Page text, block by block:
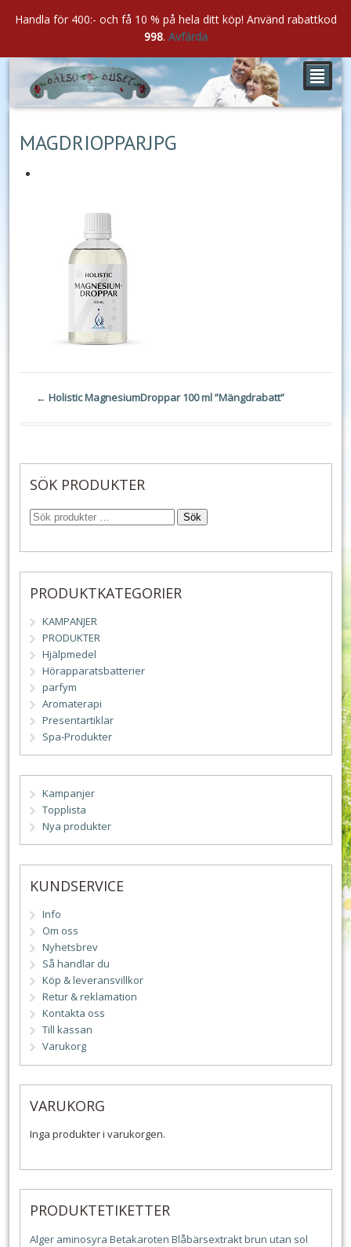
²
MAGDRIOPPARJPG
← Holistic MagnesiumDroppar 100 ml ”Mängdrabatt”
SÖK PRODUKTER
Sök
PRODUKTKATEGORIER
KAMPANJER
PRODUKTER
Hjälpmedel
Hörapparatsbatterier
parfym
Aromaterapi
Presentartiklar
Spa-Produkter
Kampanjer
Topplista
Nya produkter
KUNDSERVICE
Info
Om oss
Nyhetsbrev
Så handlar du
Köp & leveransvillkor
Retur & reklamation
Kontakta oss
Till kassan
Varukorg
VARUKORG
Inga produkter i varukorgen.
PRODUKTETIKETTER
Alger aminosyra Betakaroten Blåbärsextraktbrun utan sol
Handla för 400:- och få 10 % på hela ditt köp! Använd rabattkod
998. Avfärda